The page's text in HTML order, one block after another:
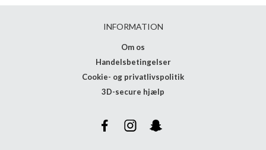
INFORMATION
Om os
Handelsbetingelser
Cookie- og privatlivspolitik
3D-secure hjælp